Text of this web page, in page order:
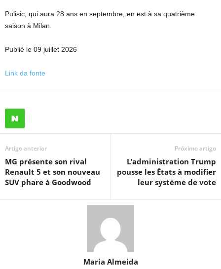
Pulisic, qui aura 28 ans en septembre, en est à sa quatrième
saison à Milan.
Publié le 09 juillet 2026
Link da fonte
Artigo anterior
MG présente son rival
Renault 5 et son nouveau
SUV phare à Goodwood
Próximo artigo
L’administration Trump
pousse les États à modifier
leur système de vote
Maria Almeida